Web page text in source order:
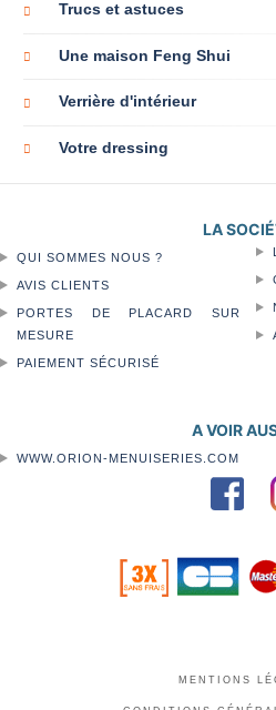
Trucs et astuces
Une maison Feng Shui
Verrière d'intérieur
Votre dressing
LA
QUI SOMMES NOUS ?
AVIS CLIENTS
PORTES DE PLACARD SUR
MESURE
PAIEMENT SÉCURISÉ
A VOIR
WWW.ORION-MENUISERIES.COM
MENTIONS